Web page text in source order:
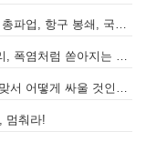
멈춰라!